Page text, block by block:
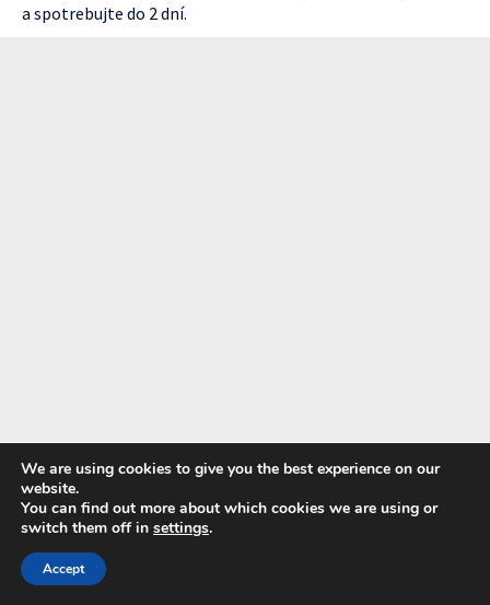
a spotrebujte do 2 dní.
Pri krájani vždy začnite umytím povrchu melóna, aby ste
predišli prenášaniu baktérií z kôry na dužinu.
We are using cookies to give you the best experience on our
website.
You can find out more about which cookies we are using or
switch them off in settings.
Accept